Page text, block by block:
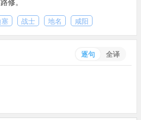
战士 地名 咸阳
逐句 全译